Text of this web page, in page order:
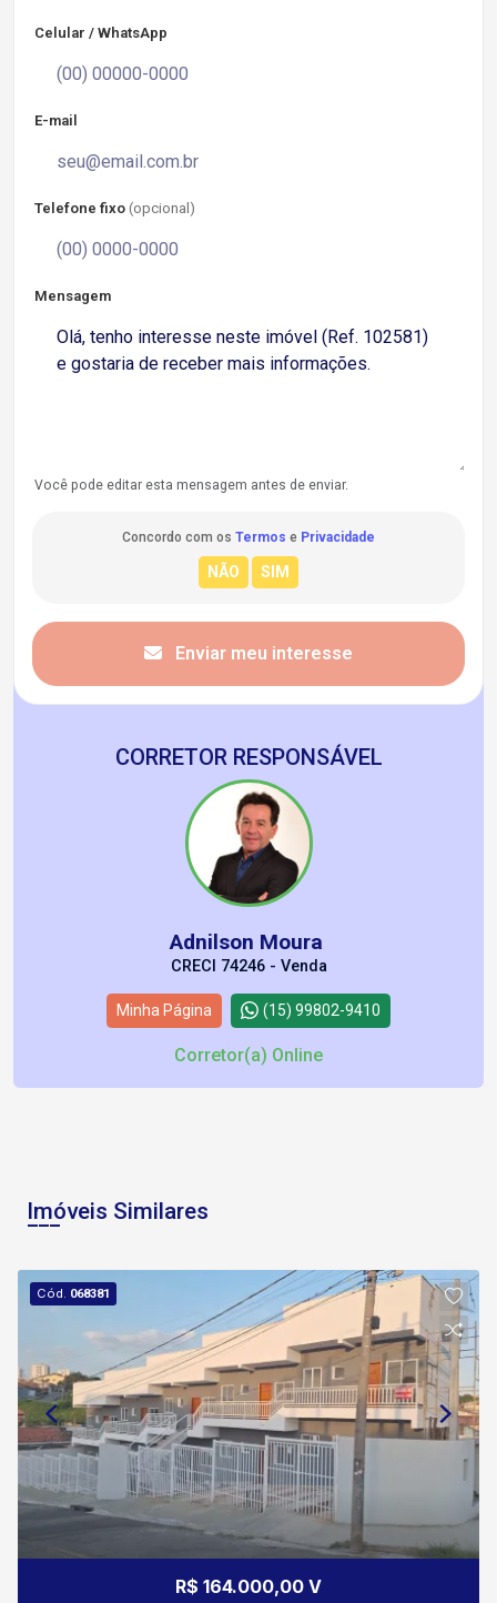
Celular / WhatsApp
E-mail
Telefone fixo (opcional)
Mensagem
Você pode editar esta mensagem antes de enviar.
Concordo com os Termos e Privacidade
Enviar meu interesse
CORRETOR RESPONSÁVEL
Adnilson Moura
CRECI 74246 - Venda
Minha Página (15) 99802-9410
Corretor(a) Online
Imóveis Similares
Cód. 068381
R$ 164.000,00 V